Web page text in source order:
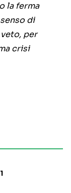
la ferma
di
per
crisi